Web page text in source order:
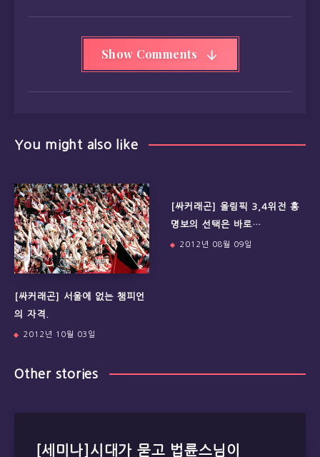
Show Comments
You might also like
[싸커래곤] 서울에 없는 챔피언
의 자격.
2012년 10월 03일
[싸커래곤] 올림픽 3,4위전 홍
명보의 선택은 바로…
2012년 08월 09일
Other stories
[세미나]시대가 묻고 법륜스님이